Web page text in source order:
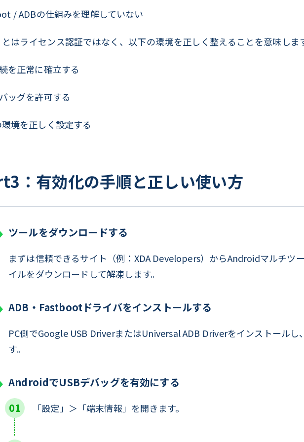
/ ADBの仕組みを理解していない
とはライセンス認証ではなく、以下の環境を正しく整えることを意味しま
を正常に確立する
ッグを許可する
環境を正しく設定する
：有効化の手順と正しい使い方
ツールをダウンロードする
まずは信頼できるサイト（例：XDA Developers）からAndroidマルチツ
イルをダウンロードして解凍します。
ADB・Fastbootドライバをインストールする
PC側でGoogle USB DriverまたはUniversal ADB Driverをインストールし
す。
AndroidでUSBデバッグを有効にする
「設定」＞「端末情報」を開きます。